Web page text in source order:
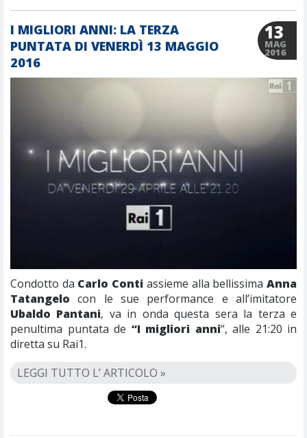
I MIGLIORI ANNI: LA TERZA
PUNTATA DI VENERDÌ 13 MAGGIO
2016
13
MAG
2016
Condotto da Carlo Conti assieme alla bellissimaAnna
Tatangelo con le sue performance e all’imitatore
Ubaldo Pantani, va in onda questa sera la terza e
penultima puntata de “I migliori anni“, alle 21:20 in
diretta su Rai1.
LEGGI TUTTO L’ ARTICOLO »